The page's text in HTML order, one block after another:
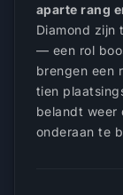
aparte rang
Diamond zijn
— een rol
brengen een
tien
belandt weer
onderaan te